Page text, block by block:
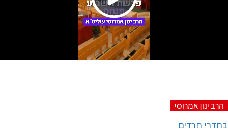
Play
הרב ינון אמרוסי
בחדרי חרדים